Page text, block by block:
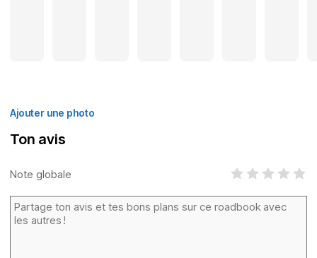
Ajouter une photo
Ton avis
Note globale